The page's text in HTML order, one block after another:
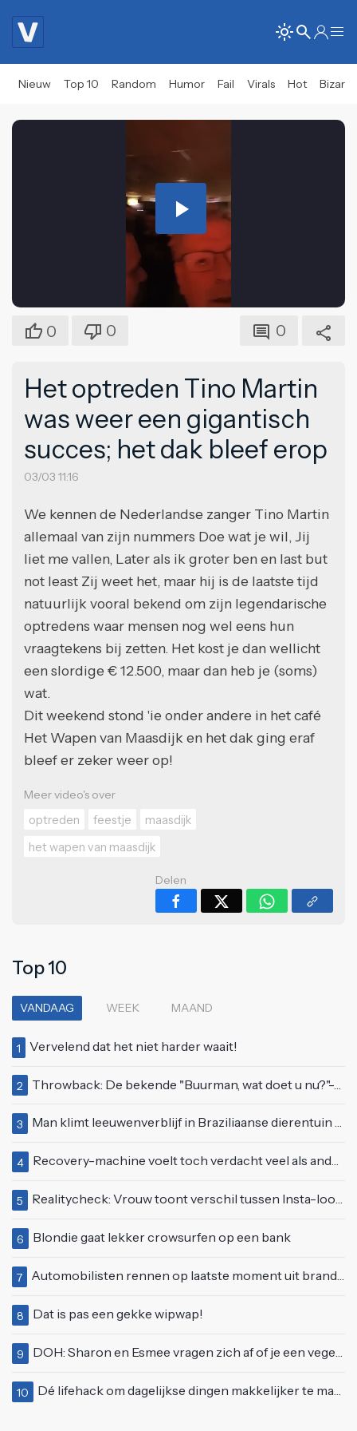
Nieuw Top 10 Random Humor Fail Virals Hot Bizar
Play
Video
0 0 0
Het optreden Tino Martin
was weer een gigantisch
succes; het dak bleef erop
03/03 11:16
We kennen de Nederlandse zanger Tino Martin
allemaal van zijn nummers Doe wat je wil, Jij
liet me vallen, Later als ik groter ben en last but
not least Zij weet het, maar hij is de laatste tijd
natuurlijk vooral bekend om zijn legendarische
optredens waar mensen nog wel eens hun
vraagtekens bij zetten. Het kost je dan wellicht
een slordige € 12.500, maar dan heb je (soms)
wat.
Dit weekend stond 'ie onder andere in het café
Het Wapen van Maasdijk en het dak ging eraf
bleef er zeker weer op!
Meer video's over
optreden
feestje
maasdijk
het wapen van maasdijk
Delen
Top 10
VANDAAG WEEK MAAND
1 Vervelend dat het niet harder waait!
2 Throwback: De bekende "Buurman, wat doet u nu?"-scène uit Flodder met Tatjana Šimić
3 Man klimt leeuwenverblijf in Braziliaanse dierentuin en overleeft het niet
4 Recovery-machine voelt toch verdacht veel als ander soort work-out
5 Realitycheck: Vrouw toont verschil tussen Insta-look en realiteit
6 Blondie gaat lekker crowsurfen op een bank
7 Automobilisten rennen op laatste moment uit brandende auto op de A58
8 Dat is pas een gekke wipwap!
9 DOH: Sharon en Esmee vragen zich af of je een vegetariër bent als je kip eet
10 Dé lifehack om dagelijkse dingen makkelijker te maken